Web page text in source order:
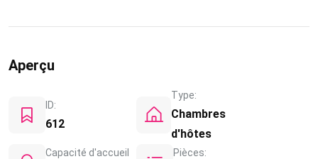
Aperçu
ID:
612
Type:
Chambres
d'hôtes
Capacité d'accueil Pièces: